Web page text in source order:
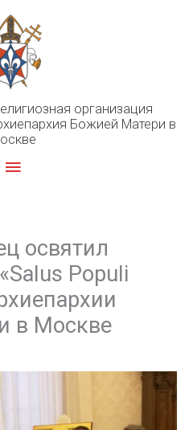
организация
Божией Матери в
Главное
освятил
Populi
в Москве